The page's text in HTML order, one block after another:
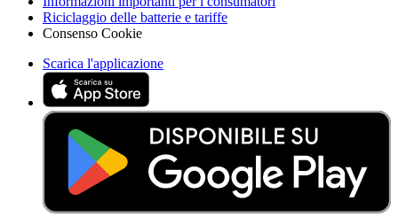
Riciclaggio delle batterie e tariffe
Consenso Cookie
Scarica l'applicazione